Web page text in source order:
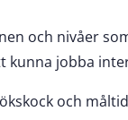
och nivåer
kunna jobba
och